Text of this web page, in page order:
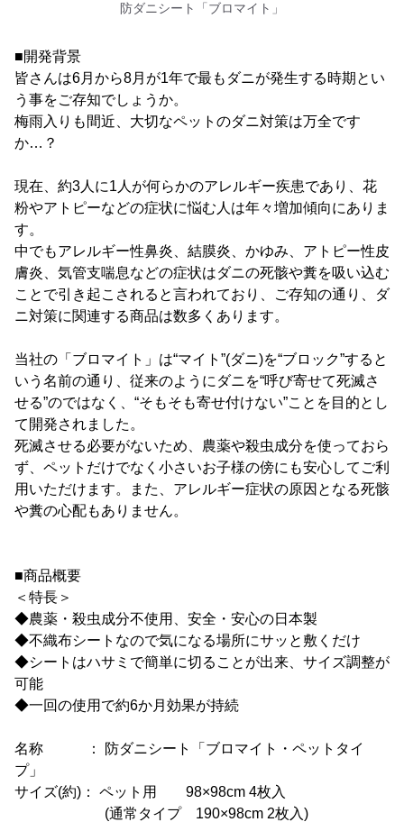
防ダニシート「ブロマイト」
■開発背景
皆さんは6月から8月が1年で最もダニが発生する時期とい
う事をご存知でしょうか。
梅雨入りも間近、大切なペットのダニ対策は万全です
か…？
現在、約3人に1人が何らかのアレルギー疾患であり、花
粉やアトピーなどの症状に悩む人は年々増加傾向にありま
す。
中でもアレルギー性鼻炎、結膜炎、かゆみ、アトピー性皮
膚炎、気管支喘息などの症状はダニの死骸や糞を吸い込む
ことで引き起こされると言われており、ご存知の通り、ダ
ニ対策に関連する商品は数多くあります。
当社の「ブロマイト」は“マイト”(ダニ)を“ブロック”すると
いう名前の通り、従来のようにダニを“呼び寄せて死滅さ
せる”のではなく、“そもそも寄せ付けない”ことを目的とし
て開発されました。
死滅させる必要がないため、農薬や殺虫成分を使っておら
ず、ペットだけでなく小さいお子様の傍にも安心してご利
用いただけます。また、アレルギー症状の原因となる死骸
や糞の心配もありません。
■商品概要
＜特長＞
◆農薬・殺虫成分不使用、安全・安心の日本製
◆不織布シートなので気になる場所にサッと敷くだけ
◆シートはハサミで簡単に切ることが出来、サイズ調整が
可能
◆一回の使用で約6か月効果が持続
名称 ： 防ダニシート「ブロマイト・ペットタイ
プ」
サイズ(約)： ペット用 98×98cm 4枚入
(通常タイプ 190×98cm 2枚入)